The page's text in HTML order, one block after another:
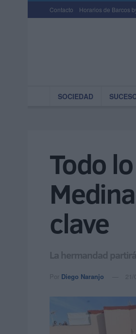
Contacto Horarios de Barcos
SOCIEDAD
Todo
clave
La hermandad
Por Diego Naranjo 21/